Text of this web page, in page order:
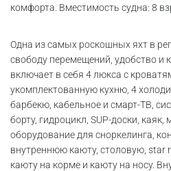
комфорта. Вместимость судна: 8
Одна из самых роскошных яхт в
свободу перемещений, удобство и
включает в себя 4 люкса с
укомплектованную кухню, 4
барбекю, кабельное и смарт-ТВ,
борту, гидроцикл, SUP-доски, каяк,
оборудование для сноркелинга,
внутреннюю каюту, столовую,
каюту на корме и каюту на носу.